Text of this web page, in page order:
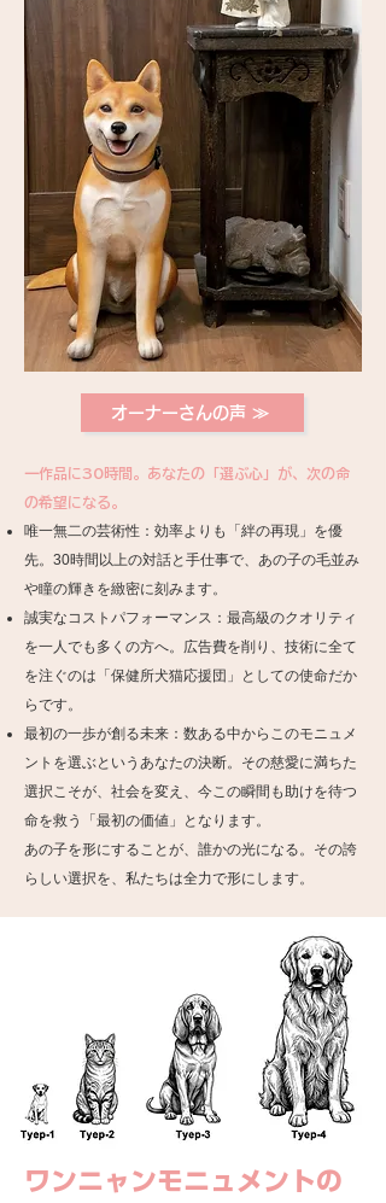
オーナーさんの声 ≫
一作品に30時間。あなたの「選ぶ心」が、次の命
の希望になる。
唯一無二の芸術性：効率よりも「絆の再現」を優
先。30時間以上の対話と手仕事で、あの子の毛並み
や瞳の輝きを緻密に刻みます。
誠実なコストパフォーマンス：最高級のクオリティ
を一人でも多くの方へ。広告費を削り、技術に全て
を注ぐのは「保健所犬猫応援団」としての使命だか
らです。
最初の一歩が創る未来：数ある中からこのモニュメ
ントを選ぶというあなたの決断。その慈愛に満ちた
選択こそが、社会を変え、今この瞬間も助けを待つ
命を救う「最初の価値」となります。
あの子を形にすることが、誰かの光になる。その誇
らしい選択を、私たちは全力で形にします。
ワンニャンモニュメントの